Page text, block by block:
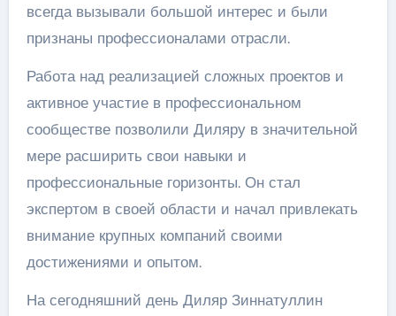
всегда вызывали большой интерес и были
признаны профессионалами отрасли.
Работа над реализацией сложных проектов и
активное участие в профессиональном
сообществе позволили Диляру в значительной
мере расширить свои навыки и
профессиональные горизонты. Он стал
экспертом в своей области и начал привлекать
внимание крупных компаний своими
достижениями и опытом.
На сегодняшний день Диляр Зиннатуллин